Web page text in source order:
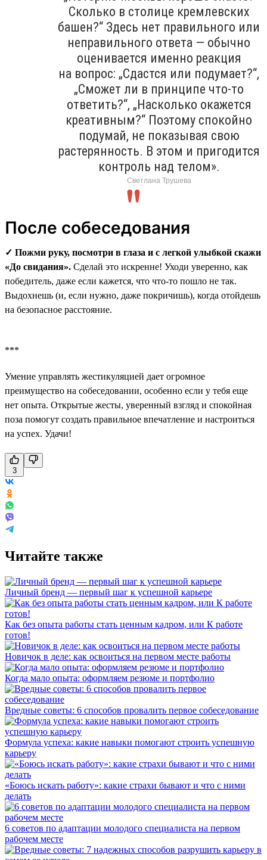
Сколько в столице кремлевских
башен?“ Здесь нет правильного или
неправильного ответа — обычно
оценивается именно реакция
на вопрос: „Сдастся или подумает?“,
„Сможет ли в принципе что-то
ответить?“, „Насколько окажется
креативным?“ Поэтому спокойно
подумай, не показывая свою
растерянность. В этом и пригодится
контроль над телом».
Светлана Трушева
После собеседования
✓ Пожми руку, посмотри в глаза и с легкой улыбкой скажи
«До свидания». Сделай это искренне! Уходи уверенно, как
победитель, даже если кажется, что что-то пошло не так.
Выдохнешь (и, если нужно, даже покричишь), когда отойдешь
на безопасное расстояние.
***
Умение управлять жестикуляцией дает огромное
преимущество на собеседовании, особенно если у тебя еще
нет опыта. Открытые жесты, уверенный взгляд и спокойная
поза помогут создать правильное впечатление и настроиться
на успех. Удачи!
3
Читайте также
Личный бренд — первый шаг к успешной карьере
Как без опыта работы стать ценным кадром, или К работе
готов!
Новичок в деле: как освоиться на первом месте работы
Когда мало опыта: оформляем резюме и портфолио
Вредные советы: 6 способов провалить первое собеседование
Формула успеха: какие навыки помогают строить успешную
карьеру
«Боюсь искать работу»: какие страхи бывают и что с ними
делать
6 советов по адаптации молодого специалиста на первом
рабочем месте